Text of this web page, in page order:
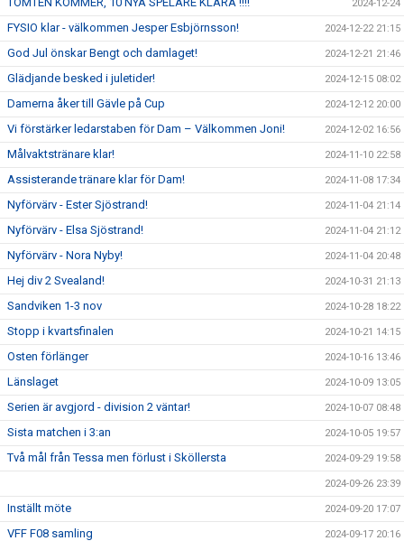
2024-12-24
FYSIO klar - välkommen Jesper Esbjörnsson! 2024-12-22 21:15
God Jul önskar Bengt och damlaget! 2024-12-21 21:46
Glädjande besked i juletider! 2024-12-15 08:02
Damerna åker till Gävle på Cup 2024-12-12 20:00
Vi förstärker ledarstaben för Dam – Välkommen Joni! 2024-12-02 16:56
Målvaktstränare klar! 2024-11-10 22:58
Assisterande tränare klar för Dam! 2024-11-08 17:34
Nyförvärv - Ester Sjöstrand! 2024-11-04 21:14
Nyförvärv - Elsa Sjöstrand! 2024-11-04 21:12
Nyförvärv - Nora Nyby! 2024-11-04 20:48
Hej div 2 Svealand! 2024-10-31 21:13
Sandviken 1-3 nov 2024-10-28 18:22
Stopp i kvartsfinalen 2024-10-21 14:15
Osten förlänger 2024-10-16 13:46
Länslaget 2024-10-09 13:05
Serien är avgjord - division 2 väntar! 2024-10-07 08:48
Sista matchen i 3:an 2024-10-05 19:57
Två mål från Tessa men förlust i Sköllersta 2024-09-29 19:58
2024-09-26 23:39
Inställt möte 2024-09-20 17:07
VFF F08 samling 2024-09-17 20:16